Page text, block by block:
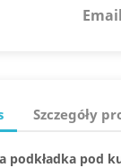
Szczegóły
podkładka pod